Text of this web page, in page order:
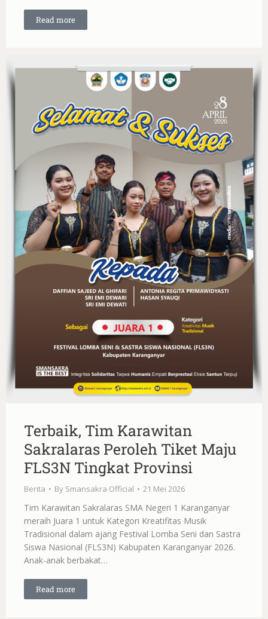
Read more
Terbaik, Tim Karawitan
Sakralaras Peroleh Tiket Maju
FLS3N Tingkat Provinsi
Berita By Smansakra Official 21 Mei 2026
Tim Karawitan Sakralaras SMA Negeri 1 Karanganyar
meraih Juara 1 untuk Kategori Kreatifitas Musik
Tradisional dalam ajang Festival Lomba Seni dan Sastra
Siswa Nasional (FLS3N) Kabupaten Karanganyar 2026.
Anak-anak berbakat…
Read more